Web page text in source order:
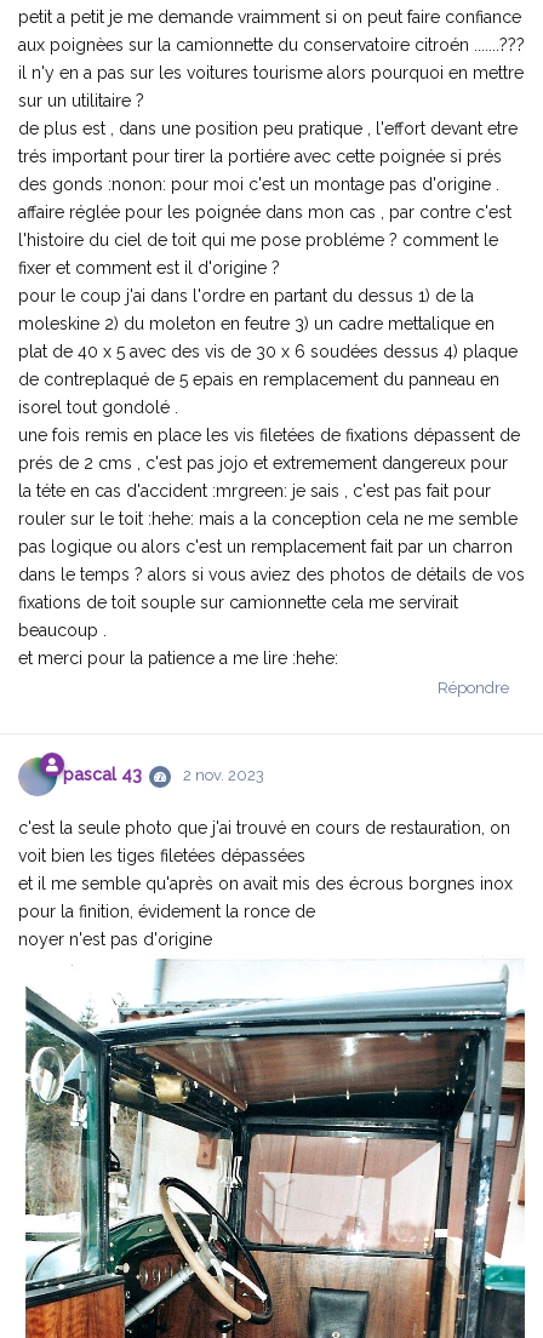
petit a petit je me demande vraimment si on peut faire confiance
aux poignèes sur la camionnette du conservatoire citroén .......???
il n'y en a pas sur les voitures tourisme alors pourquoi en mettre
sur un utilitaire ?
de plus est , dans une position peu pratique , l'effort devant etre
trés important pour tirer la portiére avec cette poignée si prés
des gonds :nonon: pour moi c'est un montage pas d'origine .
affaire réglée pour les poignée dans mon cas , par contre c'est
l'histoire du ciel de toit qui me pose probléme ? comment le
fixer et comment est il d'origine ?
pour le coup j'ai dans l'ordre en partant du dessus 1) de la
moleskine 2) du moleton en feutre 3) un cadre mettalique en
plat de 40 x 5 avec des vis de 30 x 6 soudées dessus 4) plaque
de contreplaqué de 5 epais en remplacement du panneau en
isorel tout gondolé .
une fois remis en place les vis filetées de fixations dépassent de
prés de 2 cms , c'est pas jojo et extremement dangereux pour
la téte en cas d'accident :mrgreen: je sais , c'est pas fait pour
rouler sur le toit :hehe: mais a la conception cela ne me semble
pas logique ou alors c'est un remplacement fait par un charron
dans le temps ? alors si vous aviez des photos de détails de vos
fixations de toit souple sur camionnette cela me servirait
beaucoup .
et merci pour la patience a me lire :hehe:
Répondre
pascal 43 2 nov. 2023
c'est la seule photo que j'ai trouvé en cours de restauration, on
voit bien les tiges filetées dépassées
et il me semble qu'après on avait mis des écrous borgnes inox
pour la finition, évidement la ronce de
noyer n'est pas d'origine